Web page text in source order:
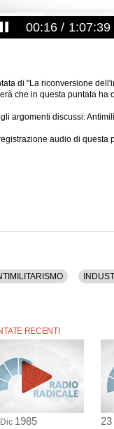
00:17 1:07:39
di "La riconversione
che in questa puntata ha
argomenti discussi:
audio di questa
RECENTI
Dic 1985 23